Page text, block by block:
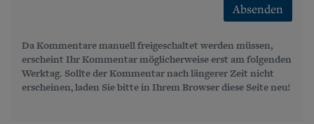
Absenden
Da Kommentare manuell freigeschaltet werden müssen,
erscheint Ihr Kommentar möglicherweise erst am folgenden
Werktag. Sollte der Kommentar nach längerer Zeit nicht
erscheinen, laden Sie bitte in Ihrem Browser diese Seite neu!